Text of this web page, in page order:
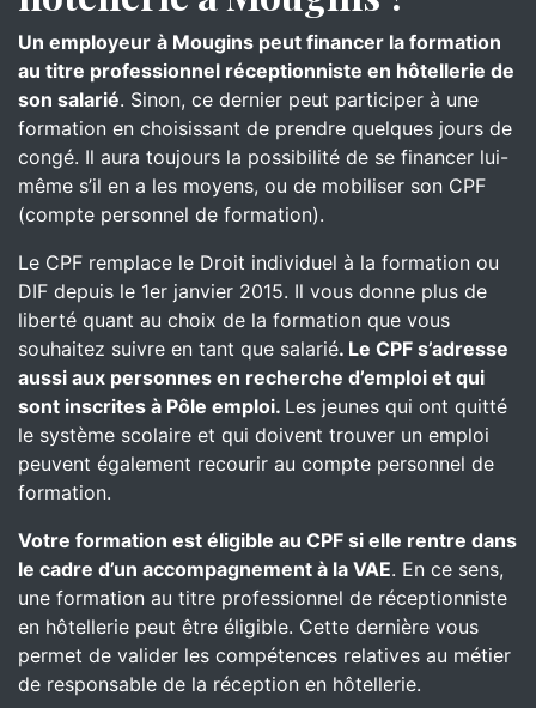
Un employeur à Mougins peut financer la formation
au titre professionnel réceptionniste en hôtellerie de
son salarié. Sinon, ce dernier peut participer à une
formation en choisissant de prendre quelques jours de
congé. Il aura toujours la possibilité de se financer lui-
même s’il en a les moyens, ou de mobiliser son CPF
(compte personnel de formation).
Le CPF remplace le Droit individuel à la formation ou
DIF depuis le 1er janvier 2015. Il vous donne plus de
liberté quant au choix de la formation que vous
souhaitez suivre en tant que salarié. Le CPF s’adresse
aussi aux personnes en recherche d’emploi et qui
sont inscrites à Pôle emploi. Les jeunes qui ont quitté
le système scolaire et qui doivent trouver un emploi
peuvent également recourir au compte personnel de
formation.
Votre formation est éligible au CPF si elle rentre dans
le cadre d’un accompagnement à la VAE. En ce sens,
une formation au titre professionnel de réceptionniste
en hôtellerie peut être éligible. Cette dernière vous
permet de valider les compétences relatives au métier
de responsable de la réception en hôtellerie.